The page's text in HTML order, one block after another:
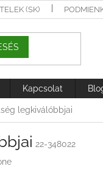
(SK)
Kapcsolat
legkiválóbbjai
22-348022